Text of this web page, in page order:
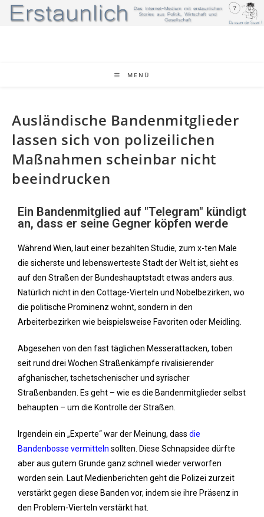
MENÜ
Ausländische Bandenmitglieder
lassen sich von polizeilichen
Maßnahmen scheinbar nicht
beeindrucken
Ein Bandenmitglied auf "Telegram" kündigt
an, dass er seine Gegner köpfen werde
Während Wien, laut einer bezahlten Studie, zum x-ten Male
die sicherste und lebenswerteste Stadt der Welt ist, sieht es
auf den Straßen der Bundeshauptstadt etwas anders aus.
Natürlich nicht in den Cottage-Vierteln und Nobelbezirken, wo
die politische Prominenz wohnt, sondern in den
Arbeiterbezirken wie beispielsweise Favoriten oder Meidling.
Abgesehen von den fast täglichen Messerattacken, toben
seit rund drei Wochen Straßenkämpfe rivalisierender
afghanischer, tschetschenischer und syrischer
Straßenbanden. Es geht – wie es die Bandenmitglieder selbst
behaupten – um die Kontrolle der Straßen.
Irgendein ein „Experte“ war der Meinung, dass die
Bandenbosse vermitteln sollten. Diese Schnapsidee dürfte
aber aus gutem Grunde ganz schnell wieder verworfen
worden sein. Laut Medienberichten geht die Polizei zurzeit
verstärkt gegen diese Banden vor, indem sie ihre Präsenz in
den Problem-Vierteln verstärkt hat.